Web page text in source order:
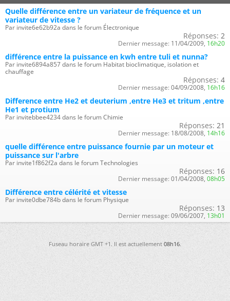
Quelle différence entre un variateur de fréquence et un
variateur de vitesse ?
Par invite6e62b92a dans le forum Électronique
Réponses: 2
Dernier message: 11/04/2009, 16h20
différence entre la puissance en kwh entre tuli et nunna?
Par invite6894a857 dans le forum Habitat bioclimatique, isolation et
chauffage
Réponses: 4
Dernier message: 04/09/2008, 16h16
Difference entre He2 et deuterium ,entre He3 et tritum ,entre
He1 et protium
Par invitebbee4234 dans le forum Chimie
Réponses: 21
Dernier message: 18/08/2008, 14h16
quelle différence entre puissance fournie par un moteur et
puissance sur l'arbre
Par invite1f862f2a dans le forum Technologies
Réponses: 16
Dernier message: 01/04/2008, 08h05
Différence entre célérité et vitesse
Par invite0dbe784b dans le forum Physique
Réponses: 13
Dernier message: 09/06/2007, 13h01
Fuseau horaire GMT +1. Il est actuellement08h16.